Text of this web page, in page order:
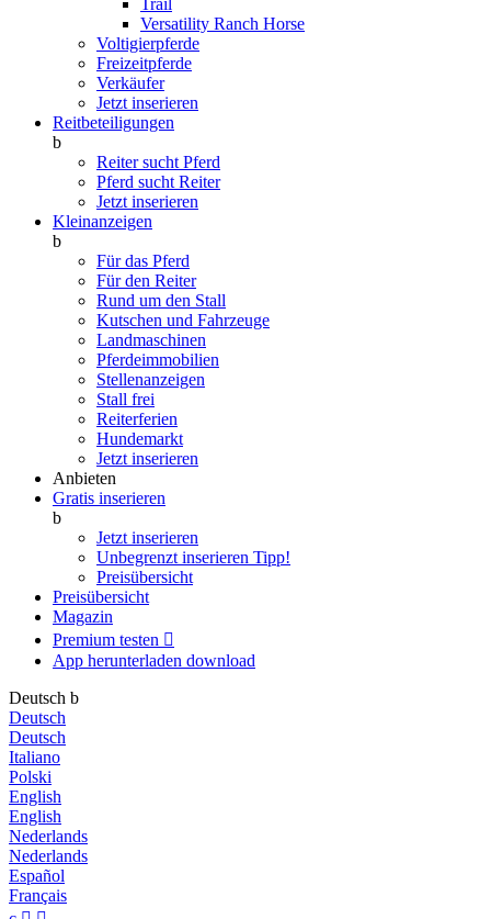
Trail
Versatility Ranch Horse
Voltigierpferde
Freizeitpferde
Verkäufer
Jetzt inserieren
Reitbeteiligungen
b
Reiter sucht Pferd
Pferd sucht Reiter
Jetzt inserieren
Kleinanzeigen
b
Für das Pferd
Für den Reiter
Rund um den Stall
Kutschen und Fahrzeuge
Landmaschinen
Pferdeimmobilien
Stellenanzeigen
Stall frei
Reiterferien
Hundemarkt
Jetzt inserieren
Anbieten
Gratis inserieren
b
Jetzt inserieren
Unbegrenzt inserieren Tipp!
Preisübersicht
Preisübersicht
Magazin
Premium testen 
App herunterladen download
Deutsch b
Deutsch
Deutsch
Italiano
Polski
English
English
Nederlands
Nederlands
Español
Français